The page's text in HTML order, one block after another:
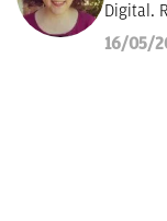
Digital.
Navidad.
16/05/